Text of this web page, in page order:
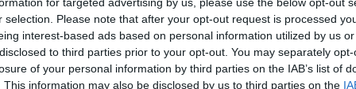
selection. Please note that after your opt-out request is processed
interest-based ads based on personal information utilized by us
to third parties prior to your opt-out. You may separately
of your personal information by third parties on the IAB’s list of
This information may also be disclosed by us to third parties on the
Além da música, a edição deste ano trará um
aos visitantes conhecer e apoiar produtores e
já, ainda as iniciativas culturais e recreativas,
30